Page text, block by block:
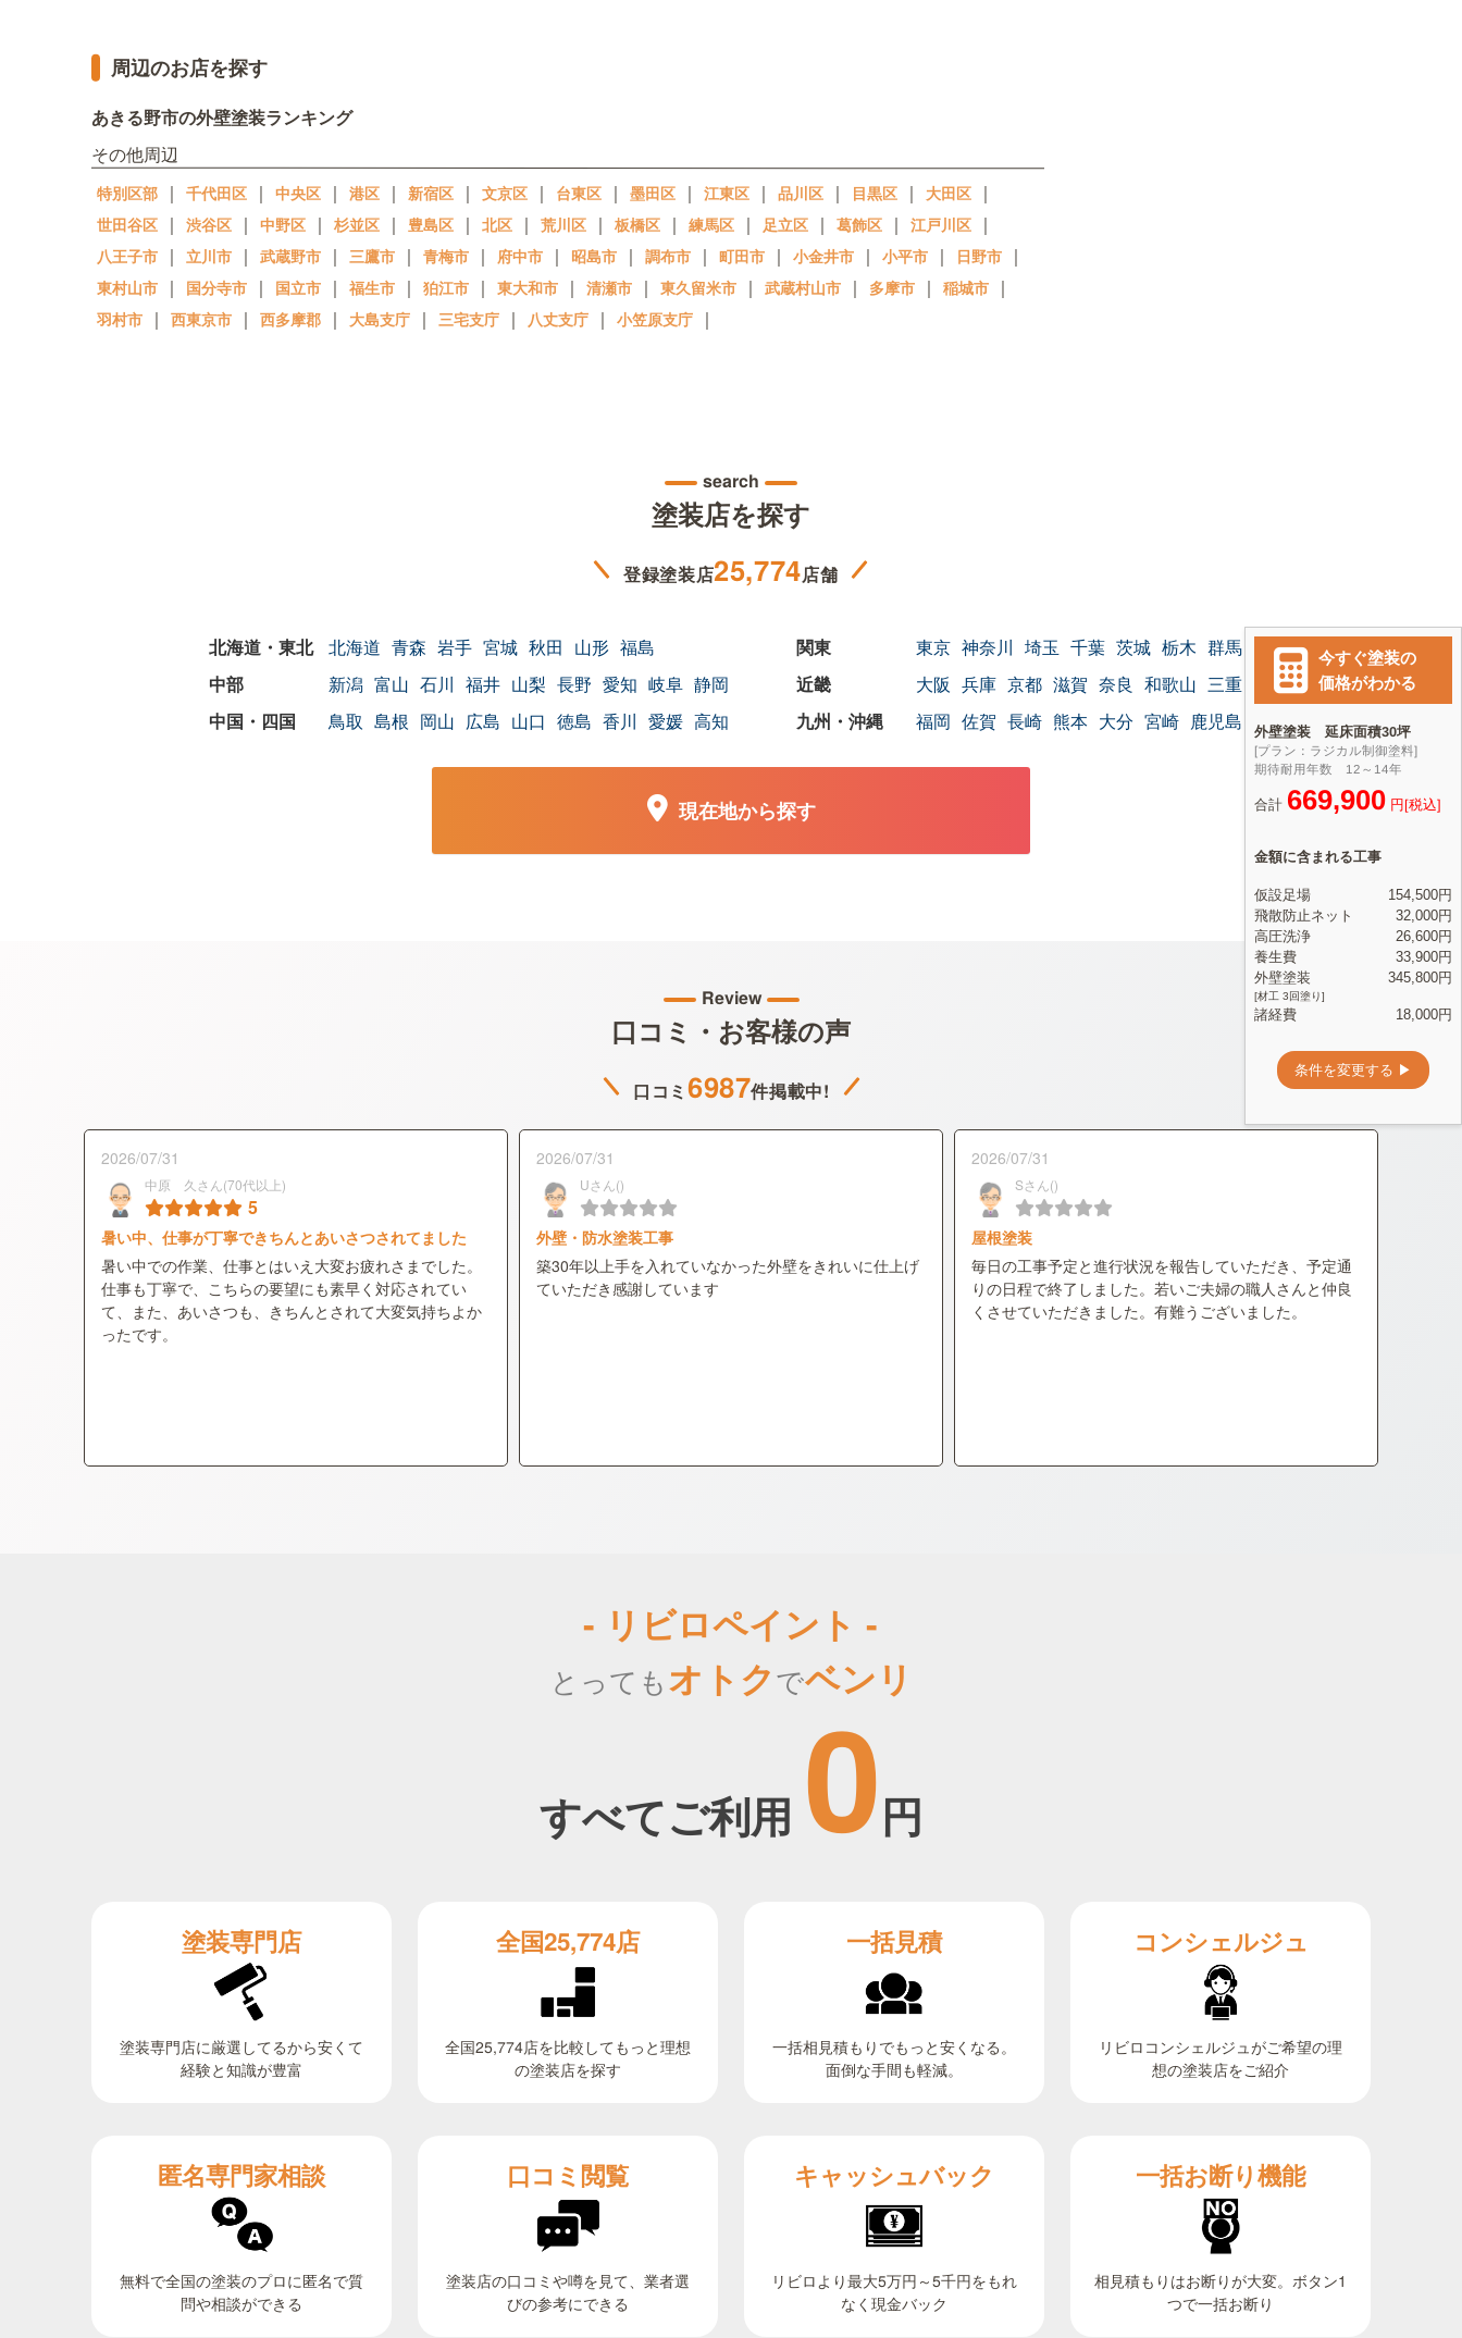
周辺のお店を探す
あきる野市の外壁塗装ランキング
その他周辺
特別区部 ｜ 千代田区 ｜ 中央区 ｜ 港区 ｜ 新宿区 ｜ 文京区 ｜ 台東区 ｜ 墨田区 ｜ 江東区 ｜ 品川区 ｜ 目黒区 ｜ 大田区 ｜
世田谷区 ｜ 渋谷区 ｜ 中野区 ｜ 杉並区 ｜ 豊島区 ｜ 北区 ｜ 荒川区 ｜ 板橋区 ｜ 練馬区 ｜ 足立区 ｜ 葛飾区 ｜ 江戸川区 ｜
八王子市 ｜ 立川市 ｜ 武蔵野市 ｜ 三鷹市 ｜ 青梅市 ｜ 府中市 ｜ 昭島市 ｜ 調布市 ｜ 町田市 ｜ 小金井市 ｜ 小平市 ｜ 日野市 ｜
東村山市 ｜ 国分寺市 ｜ 国立市 ｜ 福生市 ｜ 狛江市 ｜ 東大和市 ｜ 清瀬市 ｜ 東久留米市 ｜ 武蔵村山市 ｜ 多摩市 ｜ 稲城市 ｜
羽村市 ｜ 西東京市 ｜ 西多摩郡 ｜ 大島支庁 ｜ 三宅支庁 ｜ 八丈支庁 ｜ 小笠原支庁 ｜
search
塗装店を探す
登録塗装店25,774店舗
北海道 青森 岩手 宮城 秋田 山形 福島 東京 神奈川 埼玉 千葉 茨城 栃木 群馬
新潟 富山 石川 福井 山梨 長野 愛知 岐阜 静岡 大阪 兵庫 京都 滋賀 奈良 和歌山 三重
鳥取 島根 岡山 広島 山口 徳島 香川 愛媛 高知 福岡 佐賀 長崎 熊本 大分 宮崎 鹿児島 沖縄
現在地から探す
Review
口コミ・お客様の声
口コミ 6987件掲載中!
2026/07/31
中原 久さん(70代以上)
5
暑い中、仕事が丁寧できちんとあいさつされてました
暑い中での作業、仕事とはいえ大変お疲れさまでした。
仕事も丁寧で、こちらの要望にも素早く対応されてい
て、また、あいさつも、きちんとされて大変気持ちよか
ったです。
2026/07/31
Uさん()
外壁・防水塗装工事
築30年以上手を入れていなかった外壁をきれいに仕上げ
ていただき感謝しています
2026/07/31
Sさん()
屋根塗装
毎日の工事予定と進行状況を報告していただき、予定通
りの日程で終了しました。若いご夫婦の職人さんと仲良
くさせていただきました。有難うございました。
- リビロペイント -
とってもオトクでベンリ
すべてご利用 0円
塗装専門店
塗装専門店に厳選してるから安くて
経験と知識が豊富
全国25,774店
全国25,774店を比較してもっと理想
の塗装店を探す
一括見積
一括相見積もりでもっと安くなる。
面倒な手間も軽減。
コンシェルジュ
リビロコンシェルジュがご希望の理
想の塗装店をご紹介
匿名専門家相談
無料で全国の塗装のプロに匿名で質
問や相談ができる
口コミ閲覧
塗装店の口コミや噂を見て、業者選
びの参考にできる
キャッシュバック
リビロより最大5万円～5千円をもれ
なく現金バック
一括お断り機能
相見積もりはお断りが大変。ボタン1
つで一括お断り